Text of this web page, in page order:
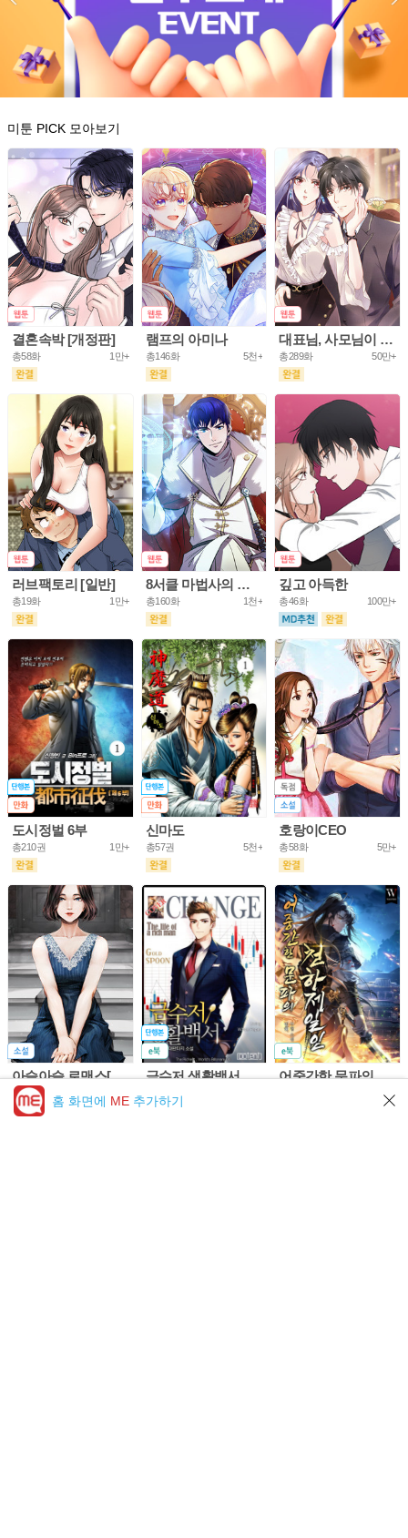
미툰 PICK 모아보기
결혼속박 [개정판]
총58화 1만+
램프의 아미나
총146화 5천+
대표님, 사모님이 도망가요
총289화 50만+
러브팩토리 [일반]
총19화 1만+
8서클 마법사의 환생
총160화 1천+
깊고 아득한
총46화 100만+
도시정벌 6부
총210권 1만+
신마도
총57권 5천+
호랑이CEO
총58화 5만+
아슬아슬 로맨스[개정판]
총61화
금수저 생활백서 어중간한 문파의 천하제일인
5만+
홈 화면에 ME 추가하기